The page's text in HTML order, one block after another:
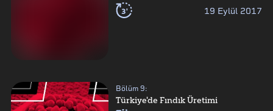
3' 19 Eylül 2017
Bölüm 9:
Türkiye'de Fındık Üretimi